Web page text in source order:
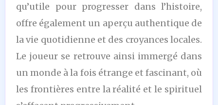
qu’utile pour progresser dans l’histoire,
offre également un aperçu authentique de
la vie quotidienne et des croyances locales.
Le joueur se retrouve ainsi immergé dans
un monde à la fois étrange et fascinant, où
les frontières entre la réalité et le spirituel